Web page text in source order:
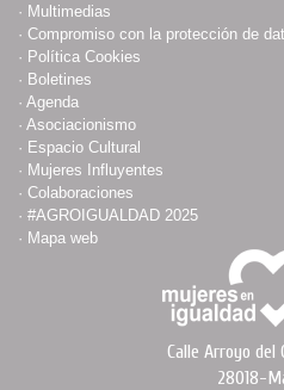
· Multimedias
· Compromiso con la protección de
· Política Cookies
· Boletines
· Agenda
· Asociacionismo
· Espacio Cultural
· Mujeres Influyentes
· Colaboraciones
· #AGROIGUALDAD 2025
· Mapa web
Calle Arroyo del
28018-